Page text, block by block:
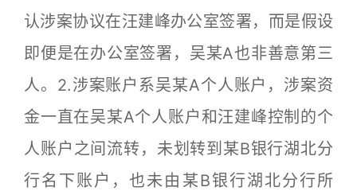
认涉案协议在汪建峰办公室签署，而是假设
即便是在办公室签署，吴某A也非善意第三
人。2.涉案账户系吴某A个人账户，涉案资
金一直在吴某A个人账户和汪建峰控制的个
人账户之间流转，未划转到某B银行湖北分
行名下账户，也未由某B银行湖北分行所